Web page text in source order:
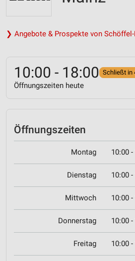
❯ Angebote & Prospekte von
10:00 - 18:00 Schließt in
Öffnungszeiten heute
Öffnungszeiten
Montag 10:00
Dienstag 10:00
Mittwoch 10:00
Donnerstag 10:00
Freitag 10:00